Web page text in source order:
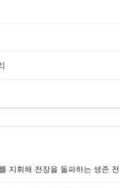
지휘해 전장을 돌파하는 생존